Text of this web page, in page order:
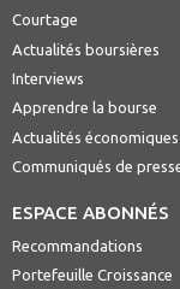
Courtage
Actualités boursières
Interviews
Apprendre la bourse
Actualités
Communiqués de
ESPACE ABONNÉS
Recommandations
Portefeuille Croissance